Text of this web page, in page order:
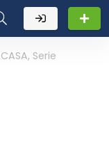
Serie